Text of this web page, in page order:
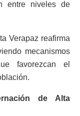
entre niveles de
Verapaz reafirma
mecanismos
favorezcan el
de Alta